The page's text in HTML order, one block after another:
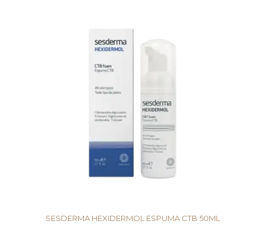
SESDERMA HEXIDERMOL ESPUMA CTB 50ML